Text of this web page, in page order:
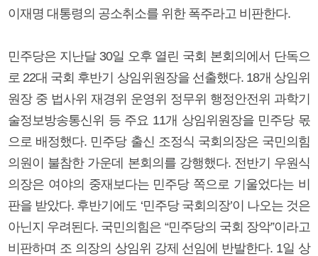
이재명 대통령의 공소취소를 위한 폭주라고 비판한다.
민주당은 지난달 30일 오후 열린 국회 본회의에서 단독으
로 22대 국회 후반기 상임위원장을 선출했다. 18개 상임위
원장 중 법사위 재경위 운영위 정무위 행정안전위 과학기
술정보방송통신위 등 주요 11개 상임위원장을 민주당 몫
으로 배정했다. 민주당 출신 조정식 국회의장은 국민의힘
의원이 불참한 가운데 본회의를 강행했다. 전반기 우원식
의장은 여야의 중재보다는 민주당 쪽으로 기울었다는 비
판을 받았다. 후반기에도 ‘민주당 국회의장’이 나오는 것은
아닌지 우려된다. 국민의힘은 “민주당의 국회 장악”이라고
비판하며 조 의장의 상임위 강제 선임에 반발한다. 1일 상